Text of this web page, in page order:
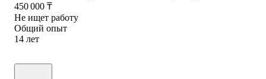
450 000 ₸
Не ищет работу
Общий опыт
14 лет